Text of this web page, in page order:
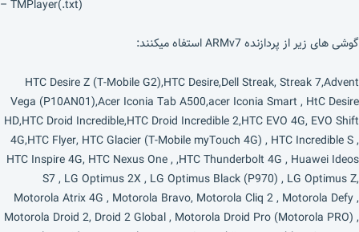
– TMPlayer(.txt)
گوشی های زیر از پردازنده ARMv7 استفاه میکنند:
HTC Desire Z (T-Mobile G2),HTC Desire,Dell Streak, Streak 7,Advent
Vega (P10AN01),Acer Iconia Tab A500,acer Iconia Smart , HtC Desire
HD,HTC Droid Incredible,HTC Droid Incredible 2,HTC EVO 4G, EVO Shift
4G,HTC Flyer, HTC Glacier (T-Mobile myTouch 4G) , HTC Incredible S ,
HTC Inspire 4G, HTC Nexus One , ,HTC Thunderbolt 4G , Huawei Ideos
S7 , LG Optimus 2X , LG Optimus Black (P970) , LG Optimus Z,
Motorola Atrix 4G , Motorola Bravo, Motorola Cliq 2 , Motorola Defy ,
Motorola Droid 2, Droid 2 Global , Motorola Droid Pro (Motorola PRO) ,